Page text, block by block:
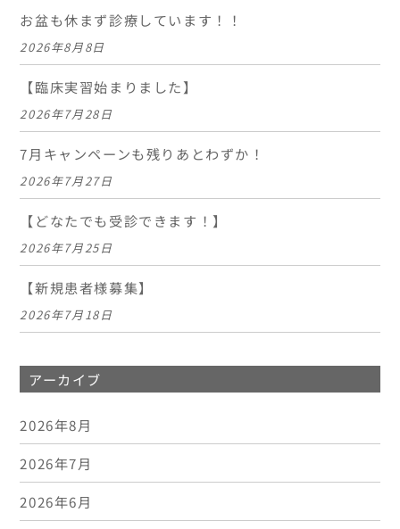
お盆も休まず診療しています！！
2026年8月8日
【臨床実習始まりました】
2026年7月28日
7月キャンペーンも残りあとわずか！
2026年7月27日
【どなたでも受診できます！】
2026年7月25日
【新規患者様募集】
2026年7月18日
アーカイブ
2026年8月
2026年7月
2026年6月